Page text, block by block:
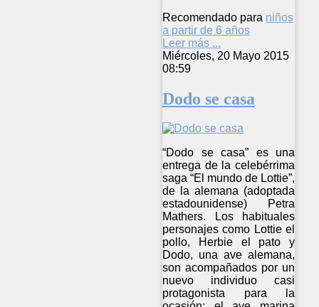
Recomendado para niños
a partir de 6 años
Leer más ...
Miércoles, 20 Mayo 2015
08:59
Dodo se casa
“Dodo se casa” es una
entrega de la celebérrima
saga “El mundo de Lottie”,
de la alemana (adoptada
estadounidense) Petra
Mathers. Los habituales
personajes como Lottie el
pollo, Herbie el pato y
Dodo, una ave alemana,
son acompañados por un
nuevo individuo casi
protagonista para la